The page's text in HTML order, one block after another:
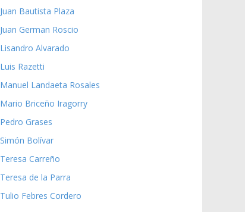
Juan Bautista Plaza
Juan German Roscio
Lisandro Alvarado
Luis Razetti
Manuel Landaeta Rosales
Mario Briceño Iragorry
Pedro Grases
Simón Bolívar
Teresa Carreño
Teresa de la Parra
Tulio Febres Cordero